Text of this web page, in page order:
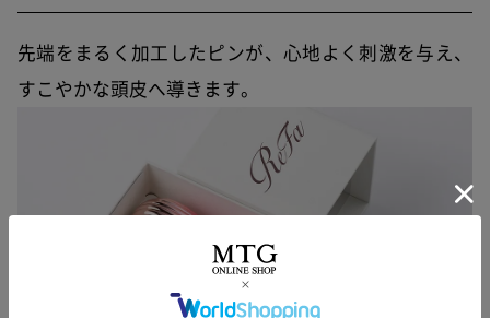
先端をまるく加工したピンが、心地よく刺激を与え、
すこやかな頭皮へ導きます。